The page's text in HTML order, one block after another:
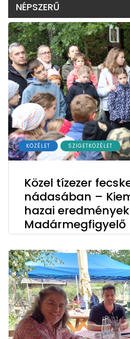
NÉPSZERŰ
KÖZÉLET SZIGETKÖZÉLET
Közel tízezer
nádasában –
hazai
Madármegfigyelő